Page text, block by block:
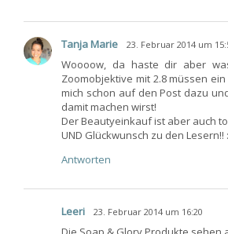
Tanja Marie 23. Februar 2014 um
Woooow, da haste dir aber
Zoomobjektive mit 2.8 müssen
mich schon auf den Post dazu
damit machen wirst!
Der Beautyeinkauf ist aber auch
UND Glückwunsch zu den Lesern!!
Antworten
Leeri 23. Februar 2014 um 16:20